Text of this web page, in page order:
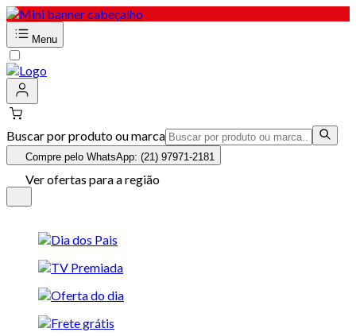
Menu
Buscar por produto ou marca
Compre pelo WhatsApp: (21) 97971-2181
Ver ofertas para a região